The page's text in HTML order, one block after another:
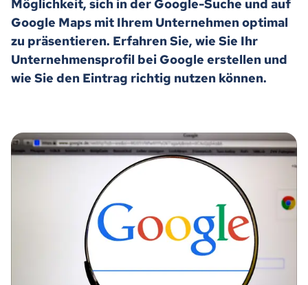
Möglichkeit, sich in der Google-Suche und auf
Google Maps mit Ihrem Unternehmen optimal
zu präsentieren. Erfahren Sie, wie Sie Ihr
Unternehmensprofil bei Google erstellen und
wie Sie den Eintrag richtig nutzen können.